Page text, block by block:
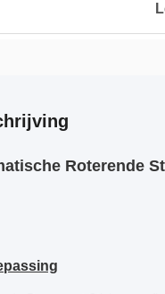
Roterende